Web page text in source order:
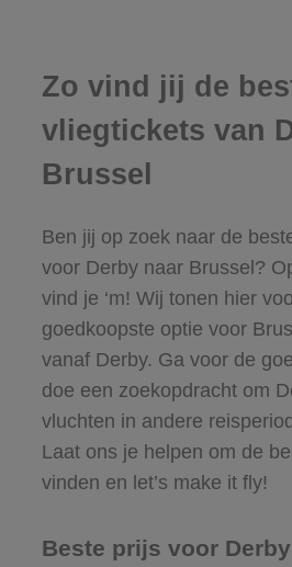
Zo vind jij de
vliegtickets van
Brussel
Ben jij op zoek naar de
voor Derby naar Brussel?
vind je ‘m! Wij tonen hier
goedkoopste optie voor
vanaf Derby. Ga voor de
doe een zoekopdracht om
vluchten in andere
Laat ons je helpen om de
vinden en let’s make it fly!
Beste prijs voor